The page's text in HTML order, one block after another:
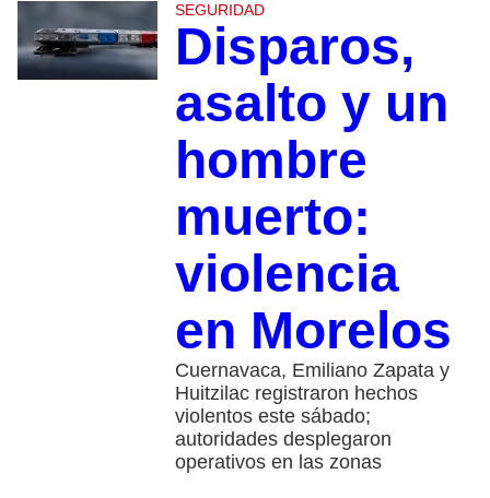
SEGURIDAD
Disparos,
asalto y un
hombre
muerto:
violencia
en Morelos
Cuernavaca, Emiliano Zapata y
Huitzilac registraron hechos
violentos este sábado;
autoridades desplegaron
operativos en las zonas